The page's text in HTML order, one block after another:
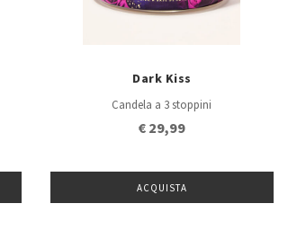
Dark Kiss
Candela a 3 stoppini
€ 29,99
ACQUISTA